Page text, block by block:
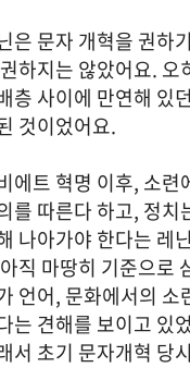
은 문자 개혁을 권하
하지는 않았어요. 오
층 사이에 만연해 있
것이었어요.
에트 혁명 이후, 소
를 따른다 하고, 정
나아가야 한다는 레
직 마땅히 기준으로
언어, 문화에서의
는 견해를 보이고 있
서 초기 문자개혁 당